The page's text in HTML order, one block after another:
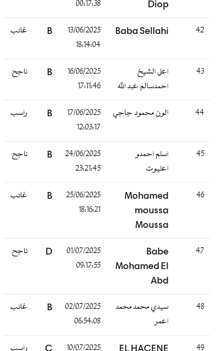
Diop
00:17:38
42
Baba Sellahi
13/06/2025
18:14:04
B غائب
43
اعل الشيخ
احمدسالم عبد الله
16/06/2025
17:11:46
B ناجح
44 الون محمود جاجي
17/06/2025
12:03:17
B راسب
45
اسلم احمدو
اعليوت
24/06/2025
23:21:45
B ناجح
46
Mohamed
moussa
Moussa
25/06/2025
18:16:21
B غائب
47
Babe
Mohamed El
Abd
01/07/2025
09:17:55
D ناجح
48
سيدي محمد محمد
اعمر
02/07/2025
06:54:08
B غائب
49
EL HACENE
10/07/2025
C راسب